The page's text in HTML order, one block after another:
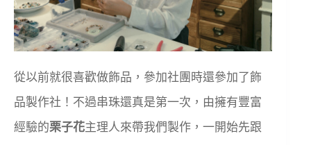
從以前就很喜歡做飾品，參加社團時還參加了飾
品製作社！不過串珠還真是第一次，由擁有豐富
經驗的栗子花主理人來帶我們製作，一開始先跟